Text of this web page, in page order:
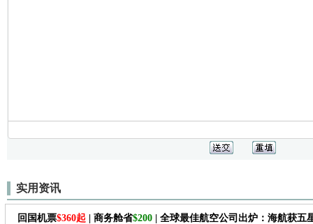
实用资讯
回国机票$360起 | 商务舱省$200 | 全球最佳航空公司出炉：海航获五